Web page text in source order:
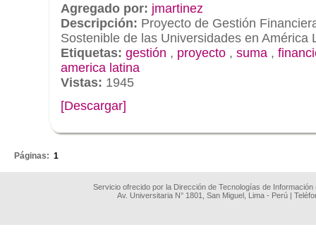
Agregado por: jmartinez
Descripción: Proyecto de Gestión
Sostenible de las Universidades en América
Etiquetas: gestión , proyecto , suma ,
america latina
Vistas: 1945
[Descargar]
Páginas: 1
Servicio ofrecido por la Dirección de Tecnologías de
Av. Universitaria N° 1801, San Miguel, Lima - Perú |